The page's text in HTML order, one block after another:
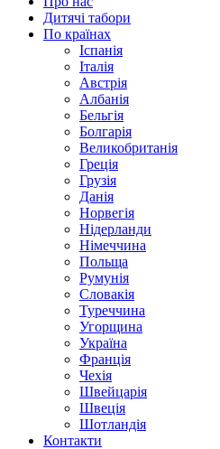
Дитячі табори
По країнах
Іспанія
Італія
Австрія
Албанія
Бельгія
Болгарія
Великобританія
Греція
Грузія
Данія
Норвегія
Нідерланди
Німеччина
Польща
Румунія
Словакія
Туреччина
Угорщина
Україна
Франція
Чехія
Швейцарія
Швеція
Шотландія
Контакти